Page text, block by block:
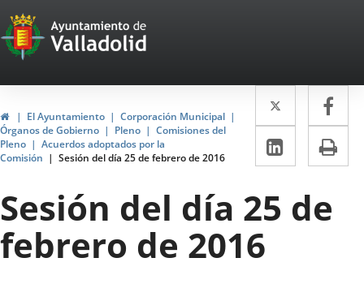
Portal
Web
del
Ayuntamiento
de
Valladolid
InicioEl Ayuntamiento
Corporación Municipal
Órganos de Gobierno
Pleno
Comisiones del
Pleno
Acuerdos adoptados por la
Comisión
Sesión del día 25 de febrero de 2016
Twitter
Enlace
a
una
externa.
a
LinkedIn
Enlace
a
una
Sesión del día 25 de
febrero de 2016